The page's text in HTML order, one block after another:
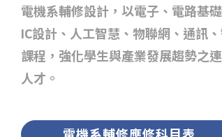
電機系輔修設計，以電子、電路基
IC設計、人工智慧、物聯網、通訊
課程，強化學生與產業發展趨勢之
人才。
系所簡介
系所成員